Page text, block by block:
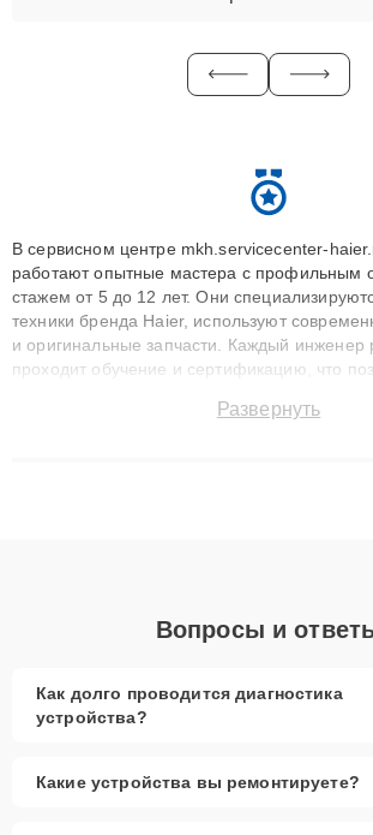
В сервисном центре mkh.servicecenter-
работают опытные мастера с профильным
стажем от 5 до 12 лет. Они
техники бренда Haier, используют
и оригинальные запчасти. Каждый инженер
проходит обучение и сертификацию, что
сохранением гарантии до 3 лет. Наши
Развернуть
Вопросы и
Как долго проводится диагностика
устройства?
Какие устройства вы ремонтируете?